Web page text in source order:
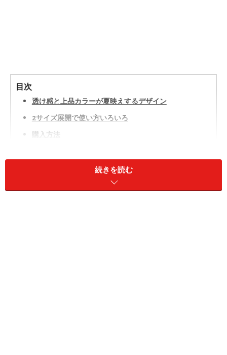
目次
透け感と上品カラーが夏映えするデザイン
2サイズ展開で使い方いろいろ
購入方法
透け感と上品カラーが夏映えするデザイン
続きを読む